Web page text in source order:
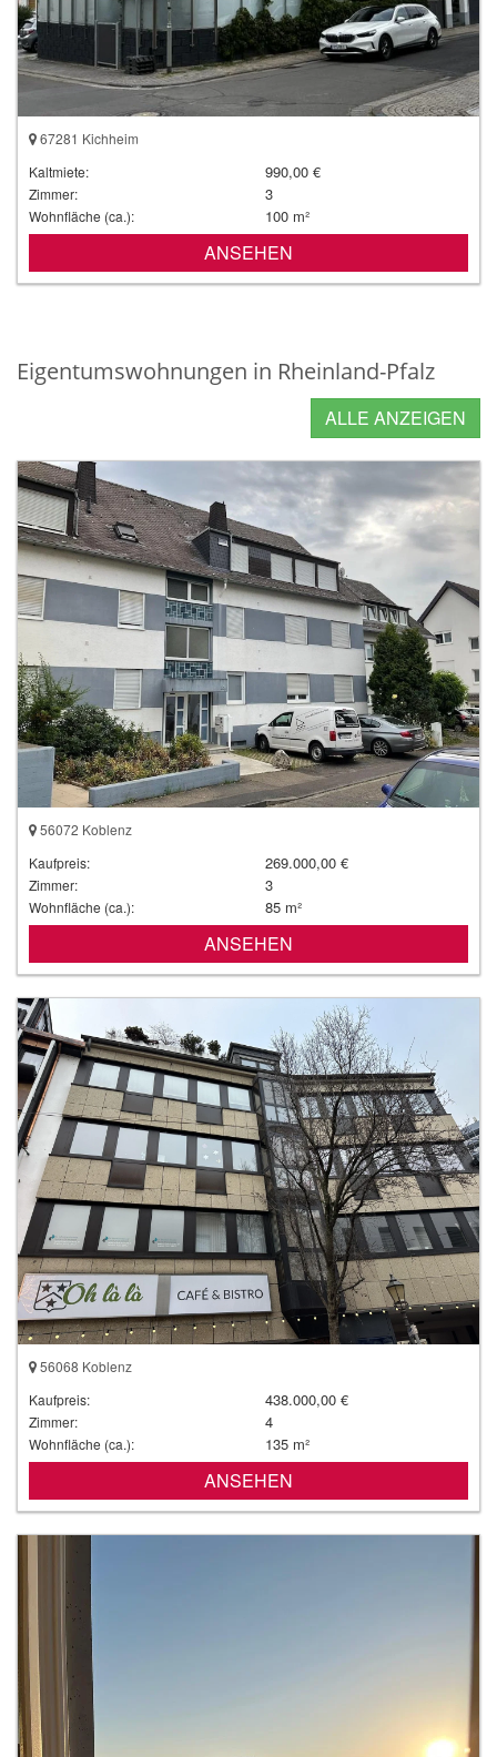
67281 Kichheim
Kaltmiete:
990,00 €
Zimmer: 3
Wohnfläche (ca.): 100 m²
ANSEHEN
Eigentumswohnungen in Rheinland-Pfalz
ALLE ANZEIGEN
56072 Koblenz
Kaufpreis:
269.000,00 €
Zimmer: 3
Wohnfläche (ca.): 85 m²
ANSEHEN
56068 Koblenz
Kaufpreis:
438.000,00 €
Zimmer: 4
Wohnfläche (ca.): 135 m²
ANSEHEN